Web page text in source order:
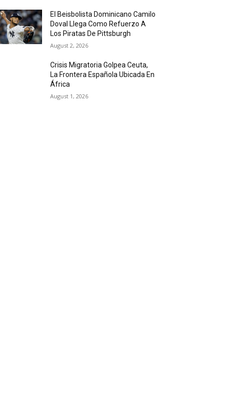
El Beisbolista Dominicano Camilo
Doval Llega Como Refuerzo A
Los Piratas De Pittsburgh
August 2, 2026
Crisis Migratoria Golpea Ceuta,
La Frontera Española Ubicada En
África
August 1, 2026